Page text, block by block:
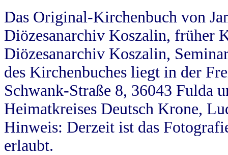
Das Original-Kirchenbuch von
Diözesanarchiv Koszalin, früher
Diözesanarchiv Koszalin,
des Kirchenbuches liegt in der
Schwank-Straße 8, 36043 Fulda
Heimatkreises Deutsch Krone,
Hinweis: Derzeit ist das
erlaubt.